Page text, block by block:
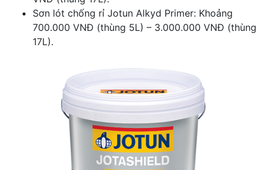
Sơn lót chống rỉ Jotun Alkyd Primer: Khoảng
700.000 VNĐ (thùng 5L) – 3.000.000 VNĐ (thùng
17L).